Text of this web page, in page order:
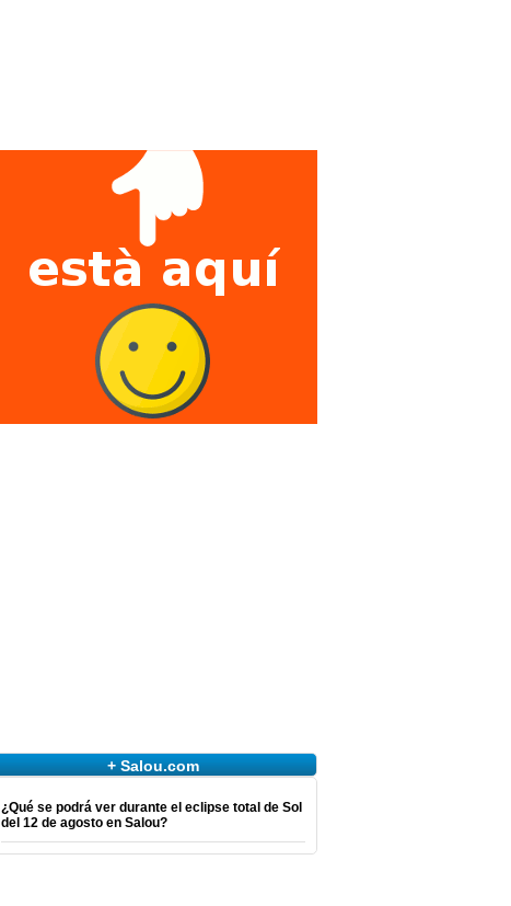
+ Salou.com
¿Qué se podrá ver durante el eclipse total de Sol
del 12 de agosto en Salou?